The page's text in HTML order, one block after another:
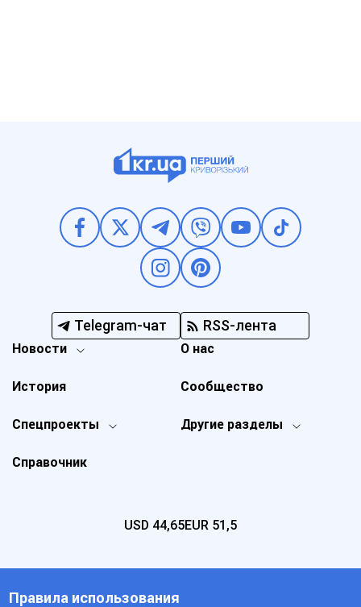
Telegram-чат RSS-лента
Новости
Спецпроекты Другие разделы
История
О нас
Справочник
Сообщество
USD 44,65EUR 51,5
Правила использования